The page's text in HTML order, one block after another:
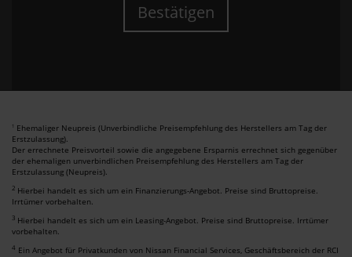
Bestätigen
1 Ehemaliger Neupreis (Unverbindliche Preisempfehlung des Herstellers am Tag der
Erstzulassung).
Der errechnete Preisvorteil sowie die angegebene Ersparnis errechnet sich gegenüber
der ehemaligen unverbindlichen Preisempfehlung des Herstellers am Tag der
Erstzulassung (Neupreis).
2 Hierbei handelt es sich um ein Finanzierungs-Angebot. Preise sind Bruttopreise.
Irrtümer vorbehalten.
3 Hierbei handelt es sich um ein Leasing-Angebot. Preise sind Bruttopreise. Irrtümer
vorbehalten.
4 Ein Angebot für Privatkunden von Nissan Financial Services, Geschäftsbereich der RCI